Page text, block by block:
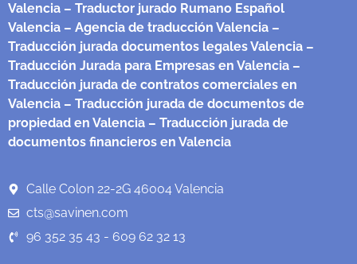
Valencia – Traductor jurado Rumano Español
Valencia – Agencia de traducción Valencia –
Traducción jurada documentos legales Valencia –
Traducción Jurada para Empresas en Valencia –
Traducción jurada de contratos comerciales en
Valencia – Traducción jurada de documentos de
propiedad en Valencia – Traducción jurada de
documentos financieros en Valencia
Calle Colon 22-2G 46004 Valencia
cts@savinen.com
96 352 35 43 - 609 62 32 13